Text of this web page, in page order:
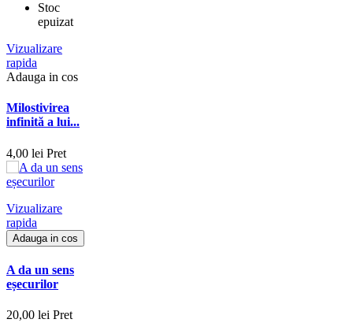
Stoc
epuizat
Vizualizare
rapida
Adauga in cos
Milostivirea
infinită a lui...
4,00 lei Pret
Vizualizare
rapida
Adauga in cos
A da un sens
eșecurilor
20,00 lei Pret